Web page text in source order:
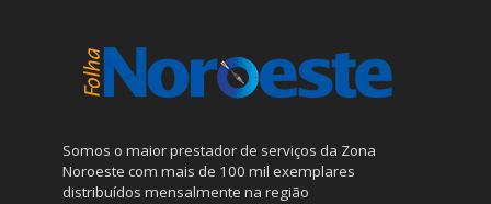
Somos o maior prestador de serviços da Zona
Noroeste com mais de 100 mil exemplares
distribuídos mensalmente na região